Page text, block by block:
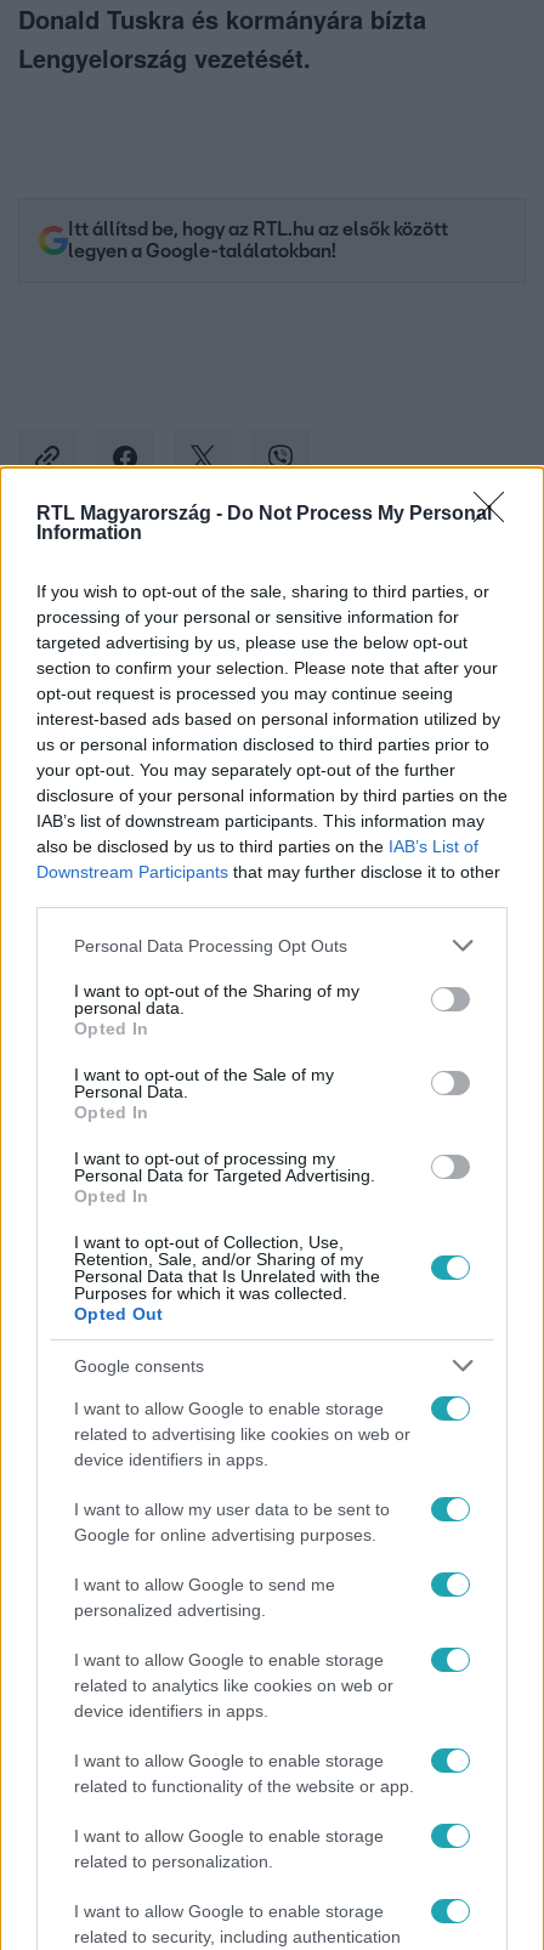
RTL Magyarország - Do Not Process My Personal
Information
If you wish to opt-out of the sale, sharing to third parties, or
processing of your personal or sensitive information for
targeted advertising by us, please use the below opt-out
section to confirm your selection. Please note that after your
opt-out request is processed you may continue seeing
interest-based ads based on personal information utilized by
us or personal information disclosed to third parties prior to
your opt-out. You may separately opt-out of the further
disclosure of your personal information by third parties on the
IAB’s list of downstream participants. This information may
also be disclosed by us to third parties on the IAB’s List of
Downstream Participants that may further disclose it to other
Please note that this website/app uses one or more Google
not limited to your visit or usage behaviour. You may click to
grant or deny consent to Google and its third-party tags to
use your data for below specified purposes in below Google
consent section.
Personal Data Processing Opt Outs
I want to opt-out of the Sharing of my
personal data.
Opted In
I want to opt-out of the Sale of my
Personal Data.
Opted In
I want to opt-out of processing my
Personal Data for Targeted Advertising.
Opted In
I want to opt-out of Collection, Use,
Retention, Sale, and/or Sharing of my
Personal Data that Is Unrelated with the
Purposes for which it was collected.
Opted Out
Google consents
I want to allow Google to enable storage
related to advertising like cookies on web or
device identifiers in apps.
I want to allow my user data to be sent to
Google for online advertising purposes.
I want to allow Google to send me
personalized advertising.
I want to allow Google to enable storage
related to analytics like cookies on web or
device identifiers in apps.
I want to allow Google to enable storage
related to functionality of the website or app.
I want to allow Google to enable storage
related to personalization.
I want to allow Google to enable storage
related to security, including authentication
Donald Tuskra és kormányára bízta
Lengyelország vezetését.
Itt állítsd be, hogy az RTL.hu az elsők között
legyen a Google-találatokban!
Facebookon is!
Követem
#KÜLFÖLD #LENGYELORSZÁG #DONALD TUSK
#KORMÁNYVÁLTÁS
Népszerű
Reggeli
kötelező” – 50 méterre a csúcstól fordult vissza
Klein Dávid
Ennek a 3 csillagjegynek váratlan sikereket hozhat